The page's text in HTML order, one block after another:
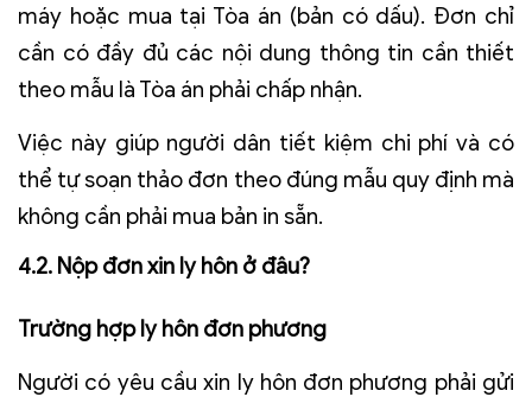
máy hoặc mua tại Tòa án (bản có dấu). Đơn chỉ
cần có đầy đủ các nội dung thông tin cần thiết
theo mẫu là Tòa án phải chấp nhận.
Việc này giúp người dân tiết kiệm chi phí và có
thể tự soạn thảo đơn theo đúng mẫu quy định mà
không cần phải mua bản in sẵn.
4.2. Nộp đơn xin ly hôn ở đâu?
Trường hợp ly hôn đơn phương
Người có yêu cầu xin ly hôn đơn phương phải gửi